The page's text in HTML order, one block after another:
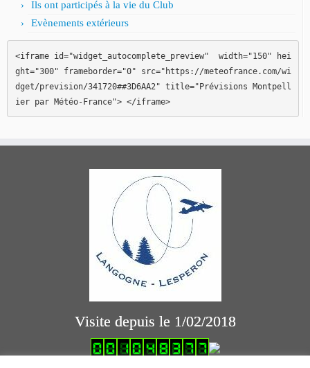
Ils ont participés à la vie du Club
Evènements extérieurs
<iframe id="widget_autocomplete_preview"  width="150" hei
ght="300" frameborder="0" src="https://meteofrance.com/wi
dget/prevision/341720##3D6AA2" title="Prévisions Montpell
ier par Météo-France"> </iframe>
Visite depuis le 1/02/2018